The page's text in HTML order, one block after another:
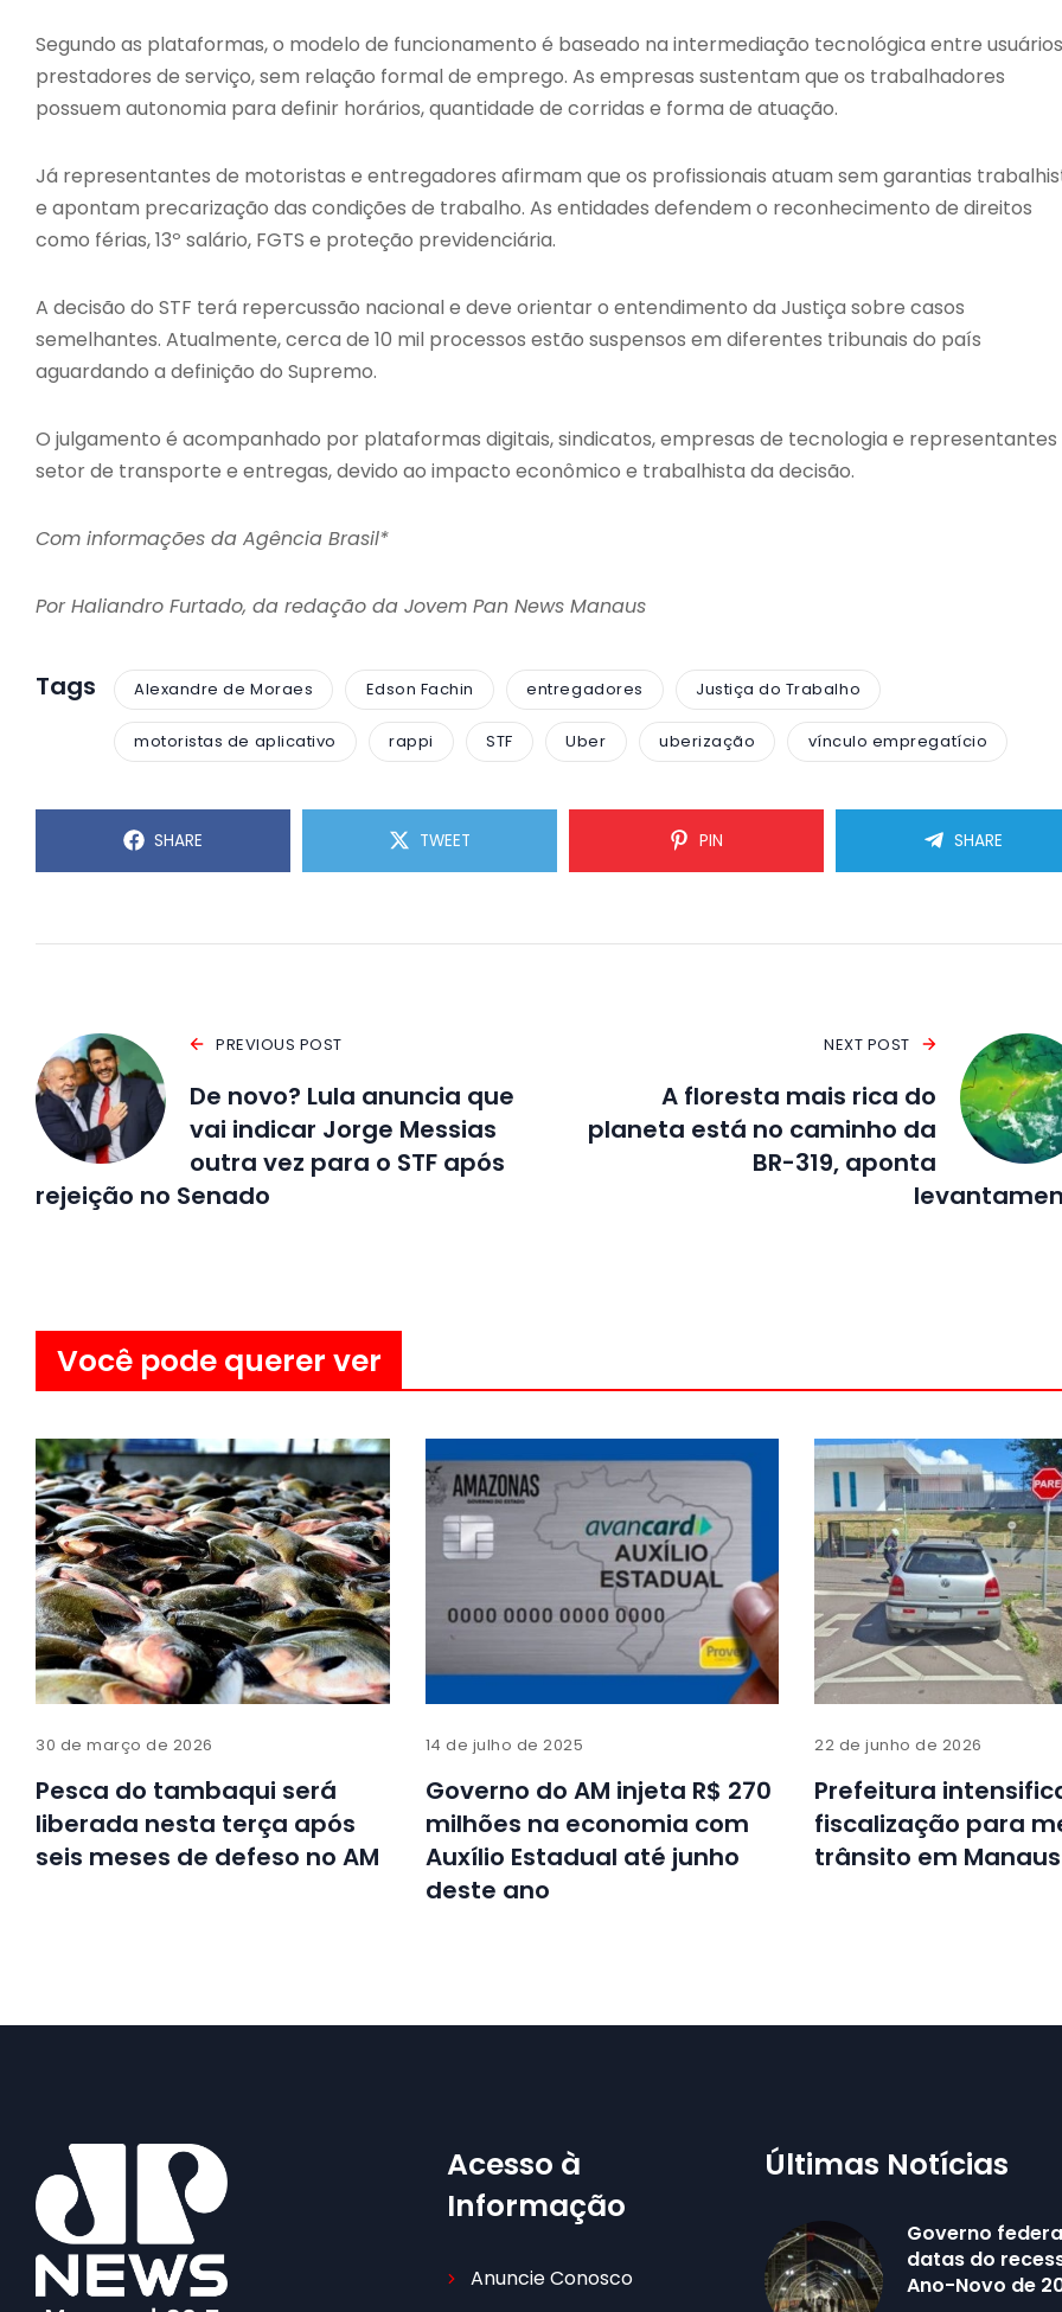
Segundo as plataformas, o modelo de funcionamento é baseado na intermediação tecnológica entre
prestadores de serviço, sem relação formal de emprego. As empresas sustentam que os trabalhadores
possuem autonomia para definir horários, quantidade de corridas e forma de atuação.
Já representantes de motoristas e entregadores afirmam que os profissionais atuam sem garantias
e apontam precarização das condições de trabalho. As entidades defendem o reconhecimento de direitos
como férias, 13º salário, FGTS e proteção previdenciária.
A decisão do STF terá repercussão nacional e deve orientar o entendimento da Justiça sobre casos
semelhantes. Atualmente, cerca de 10 mil processos estão suspensos em diferentes tribunais do país
aguardando a definição do Supremo.
O julgamento é acompanhado por plataformas digitais, sindicatos, empresas de tecnologia e representantes
setor de transporte e entregas, devido ao impacto econômico e trabalhista da decisão.
Com informações da Agência Brasil*
Por Haliandro Furtado, da redação da Jovem Pan News Manaus
Tags Alexandre de Moraes Edson Fachin entregadores Justiça do Trabalho
motoristas de aplicativo rappi STF Uber uberização vínculo empregatício
SHARE TWEET PIN SHARE
PREVIOUS POST
De novo? Lula anuncia que
vai indicar Jorge Messias
outra vez para o STF após
rejeição no Senado
NEXT POST
A floresta mais rica do
planeta está no caminho da
BR-319, aponta
Você pode querer ver
30 de março de 2026
Pesca do tambaqui será
liberada nesta terça após
seis meses de defeso no AM
14 de julho de 2025
Governo do AM injeta R$ 270
milhões na economia com
Auxílio Estadual até junho
deste ano
22 de junho de 2026
Prefeitura
fiscalização para
trânsito em Manaus
Acesso à
Informação
Anuncie Conosco
Últimas Notícias
Governo
datas do
Ano-Novo de